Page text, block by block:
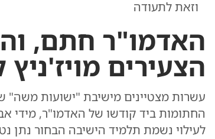
וזאת לתעודה
האדמו"ר חתם,
הצעירים
עשרות מצטיינים מישיבת "ישועות משה"
החתומות ביד קודשו של האדמו"ר, מידי
לעילוי נשמת תלמיד הישיבה הבחור נתן